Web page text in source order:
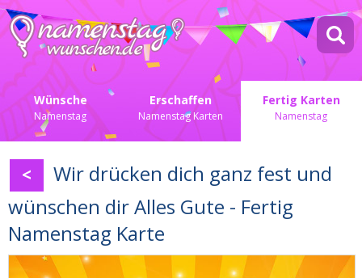
Wünsche
Namenstag
Erschaffen
Namenstag Karten
Fertig Karten
Namenstag
<
Wir drücken dich ganz fest und
wünschen dir Alles Gute - Fertig
Namenstag Karte